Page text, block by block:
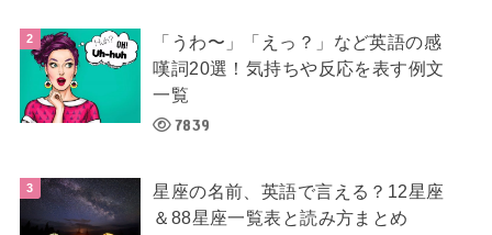
「うわ〜」「えっ？」など英語の感
嘆詞20選！気持ちや反応を表す例文
一覧
7839
星座の名前、英語で言える？12星座
＆88星座一覧表と読み方まとめ